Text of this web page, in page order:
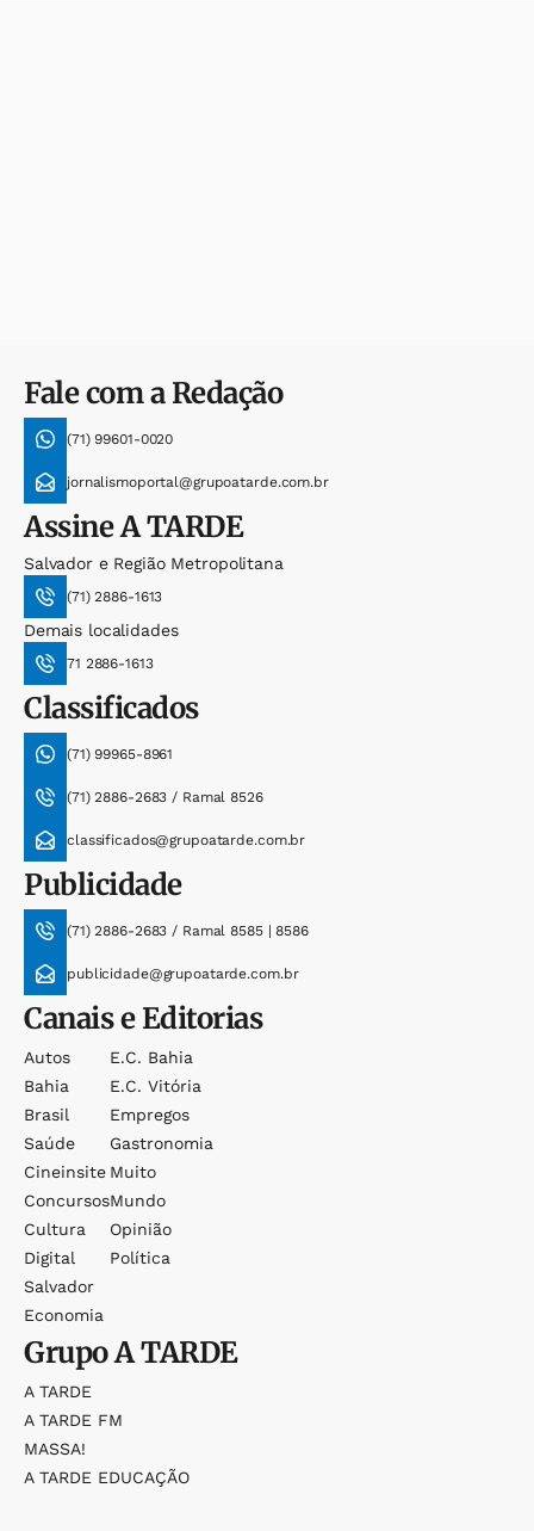
Fale com a Redação
(71) 99601-0020
jornalismoportal@grupoatarde.com.br
AssineA TARDE
Salvador e Região Metropolitana
(71) 2886-1613
Demais localidades
71 2886-1613
Classificados
(71) 99965-8961
(71) 2886-2683 / Ramal 8526
classificados@grupoatarde.com.br
Publicidade
(71) 2886-2683 / Ramal 8585 | 8586
publicidade@grupoatarde.com.br
Canais e Editorias
Autos
Bahia
Brasil
Saúde
Cineinsite
Concursos
Cultura
Digital
Salvador
Economia
E.c. Bahia
E.c. Vitória
Empregos
Gastronomia
Muito
Mundo
Opinião
Política
GrupoA TARDE
A TARDE
A TARDE FM
MASSA!
A TARDE EDUCAÇÃO